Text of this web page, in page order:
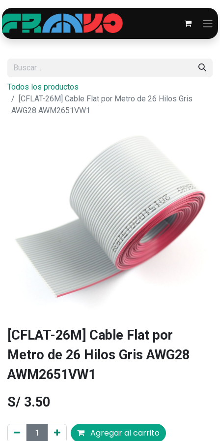
Todos los productos
[CFLAT-26M] Cable Flat por Metro de 26 Hilos Gris
AWG28 AWM2651VW1
[CFLAT-26M] Cable Flat por
Metro de 26 Hilos Gris AWG28
AWM2651VW1
S/ 3.50
Agregar al carrito